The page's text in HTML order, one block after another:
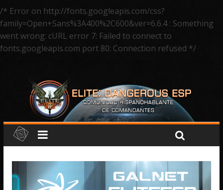
/* Error on http://fonts.googleapis.com/css?
family=Open+Sans%3A400%2C600&ver=6.6.4 : Something
went wrong: cURL error 7: Failed to connect to
fonts.googleapis.com port 80: Connection refused */